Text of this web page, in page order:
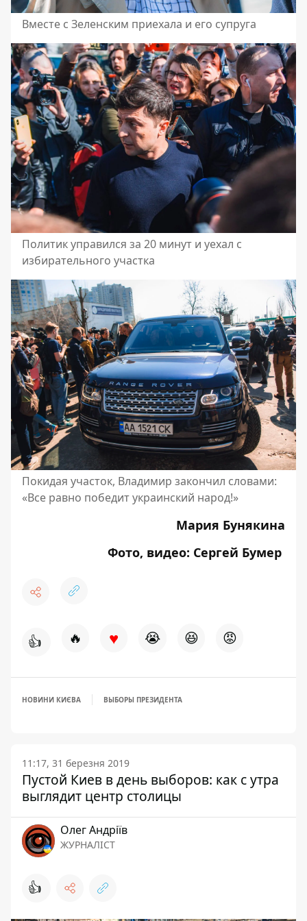
Вместе с Зеленским приехала и его супруга
Политик управился за 20 минут и уехал с
избирательного участка
Покидая участок, Владимир закончил словами:
«Все равно победит украинский народ!»
Мария Бунякина
Фото, видео: Сергей Бумер
👍 🔥 ♥ 😭 😆 😡
НОВИНИ КИЄВА ВЫБОРЫ ПРЕЗИДЕНТА
11:17, 31 березня 2019
Пустой Киев в день выборов: как с утра
выглядит центр столицы
Олег Андріїв
ЖУРНАЛІСТ
👍